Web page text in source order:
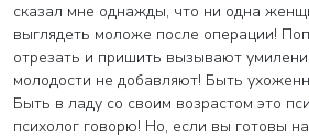
сказал мне однажды, что ни одна
выглядеть моложе после операции!
отрезать и пришить вызывают
молодости не добавляют! Быть
Быть в ладу со своим возрастом это
психолог говорю! Но, если вы готовы